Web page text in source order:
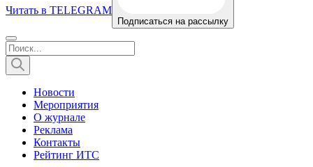
Читать в TELEGRAM
Подписаться на рассылку
Новости
Мероприятия
О журнале
Реклама
Контакты
Рейтинг ИТС